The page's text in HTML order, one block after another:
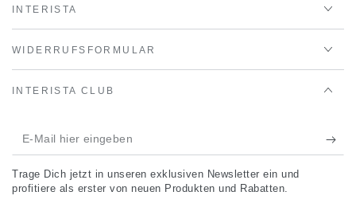
INTERISTA
WIDERRUFSFORMULAR
INTERISTA CLUB
E-
Mail
hier
Trage Dich jetzt in unseren exklusiven Newsletter ein und
profitiere als erster von neuen Produkten und Rabatten.